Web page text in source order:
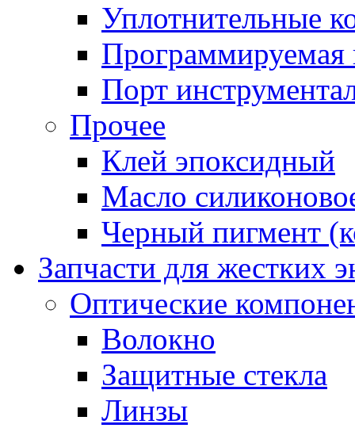
Уплотнительные
Программируемая
Порт
Прочее
Клей эпоксидный
Масло
Черный пигмент
Запчасти для жестких
Оптические
Волокно
Защитные стекла
Линзы